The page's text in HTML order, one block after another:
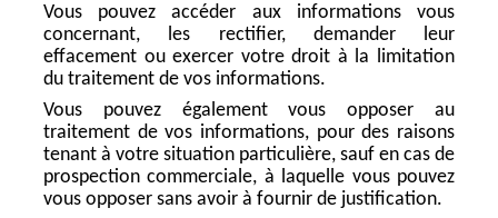
Vous pouvez accéder aux informations vous
concernant, les rectifier, demander leur
effacement ou exercer votre droit à la limitation
du traitement de vos informations.
Vous pouvez également vous opposer au
traitement de vos informations, pour des raisons
tenant à votre situation particulière, sauf en cas de
prospection commerciale, à laquelle vous pouvez
vous opposer sans avoir à fournir de justification.